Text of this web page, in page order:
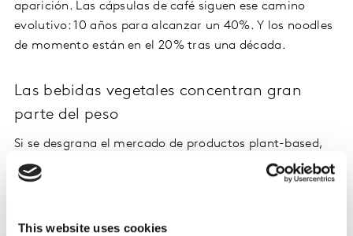
This website uses cookies
aparición. Las cápsulas de café siguen ese camino
evolutivo: 10 años para alcanzar un 40%. Y los noodles
de momento están en el 20% tras una década.
Las bebidas vegetales concentran gran
parte del peso
Si se desgrana el mercado de productos plant-based,
donde mejor desempeño se está produciendo es en
bebidas vegetales, que ya consiguen una penetración